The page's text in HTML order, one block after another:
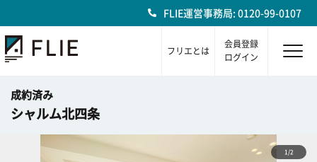
FLIE運営事務局: 0120-99-0107
フリエとは
会員登録
ログイン
成約済み
シャルム北四条
1/2